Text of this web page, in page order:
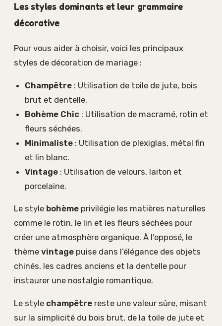
Les styles dominants et leur grammaire
décorative
Pour vous aider à choisir, voici les principaux
styles de décoration de mariage :
Champêtre: Utilisation de toile de jute, bois
brut et dentelle.
Bohème Chic: Utilisation de macramé, rotin et
fleurs séchées.
Minimaliste: Utilisation de plexiglas, métal fin
et lin blanc.
Vintage: Utilisation de velours, laiton et
porcelaine.
Le style bohème privilégie les matières naturelles
comme le rotin, le lin et les fleurs séchées pour
créer une atmosphère organique. À l’opposé, le
thème vintage puise dans l’élégance des objets
chinés, les cadres anciens et la dentelle pour
instaurer une nostalgie romantique.
Le style champêtre reste une valeur sûre, misant
sur la simplicité du bois brut, de la toile de jute et